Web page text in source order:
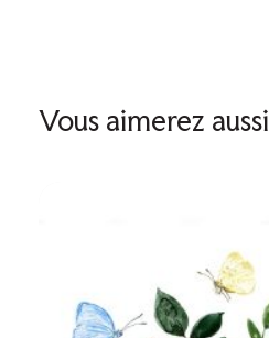
Vous aimerez aussi